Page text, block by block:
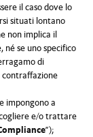
il caso dove lo
situati lontano
non implica il
se uno specifico
di
impongono a
e/o trattare
”);